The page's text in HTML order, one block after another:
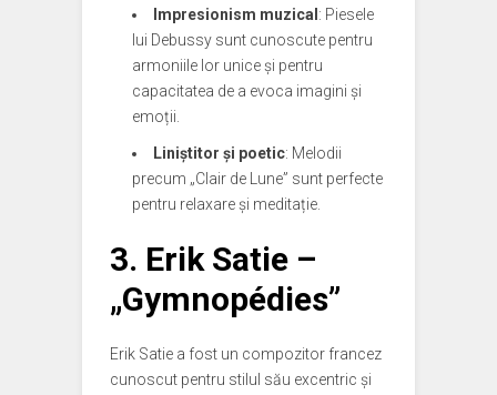
Impresionism muzical : Piesele
lui Debussy sunt cunoscute pentru
armoniile lor unice și pentru
capacitatea de a evoca imagini și
emoții.
Liniștitor și poetic: Melodii
precum „Clair de Lune” sunt perfecte
pentru relaxare și meditație.
3. Erik Satie –
„Gymnopédies”
Erik Satie a fost un compozitor francez
cunoscut pentru stilul său excentric și